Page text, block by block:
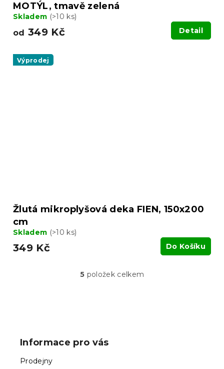
MOTÝL, tmavě zelená
Skladem (>10 ks)
od 349 Kč Detail
Výprodej
Žlutá mikroplyšová deka FIEN, 150x200
cm
Skladem (>10 ks)
349 Kč Do Košíku
O
5 položek celkem
Informace pro vás
Prodejny